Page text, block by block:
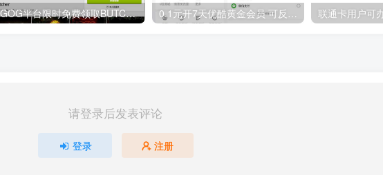
GOG平台限时免费领取BUTCHER（屠夫） 0.1元开7天优酷黄金会员 可反复开通需要关闭自动续费
请登录后发表评论
登录 注册